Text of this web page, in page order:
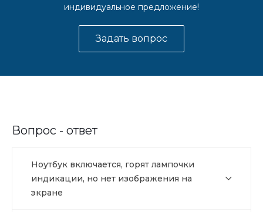
индивидуальное предложение!
Задать вопрос
Вопрос - ответ
Ноутбук включается, горят лампочки
индикации, но нет изображения на
экране